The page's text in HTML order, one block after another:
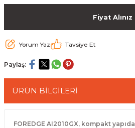
Fiyat Alınız
Yorum Yaz Tavsiye Et
Paylaş:
ÜRÜN BİLGİLERİ
FOREDGE AI2010GX, kompakt yapıda